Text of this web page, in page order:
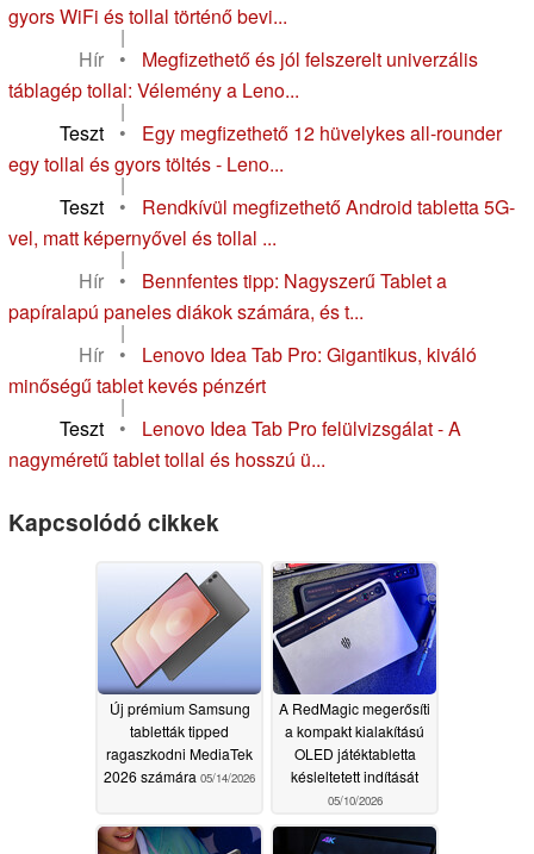
gyors WiFi és tollal történő bevi...
|
Hír
•
Megfizethető és jól felszerelt univerzális
táblagép tollal: Vélemény a Leno...
|
Teszt
•
Egy megfizethető 12 hüvelykes all-rounder
egy tollal és gyors töltés - Leno...
|
Teszt
•
Rendkívül megfizethető Android tabletta 5G-
vel, matt képernyővel és tollal ...
|
Hír
•
Bennfentes tipp: Nagyszerű Tablet a
papíralapú paneles diákok számára, és t...
|
Hír
•
Lenovo Idea Tab Pro: Gigantikus, kiváló
minőségű tablet kevés pénzért
|
Teszt
•
Lenovo Idea Tab Pro felülvizsgálat - A
nagyméretű tablet tollal és hosszú ü...
Kapcsolódó cikkek
Új prémium Samsung
tabletták tipped
ragaszkodni MediaTek
2026 számára 05/14/2026
A RedMagic megerősíti
a kompakt kialakítású
OLED játéktabletta
késleltetett indítását
05/10/2026